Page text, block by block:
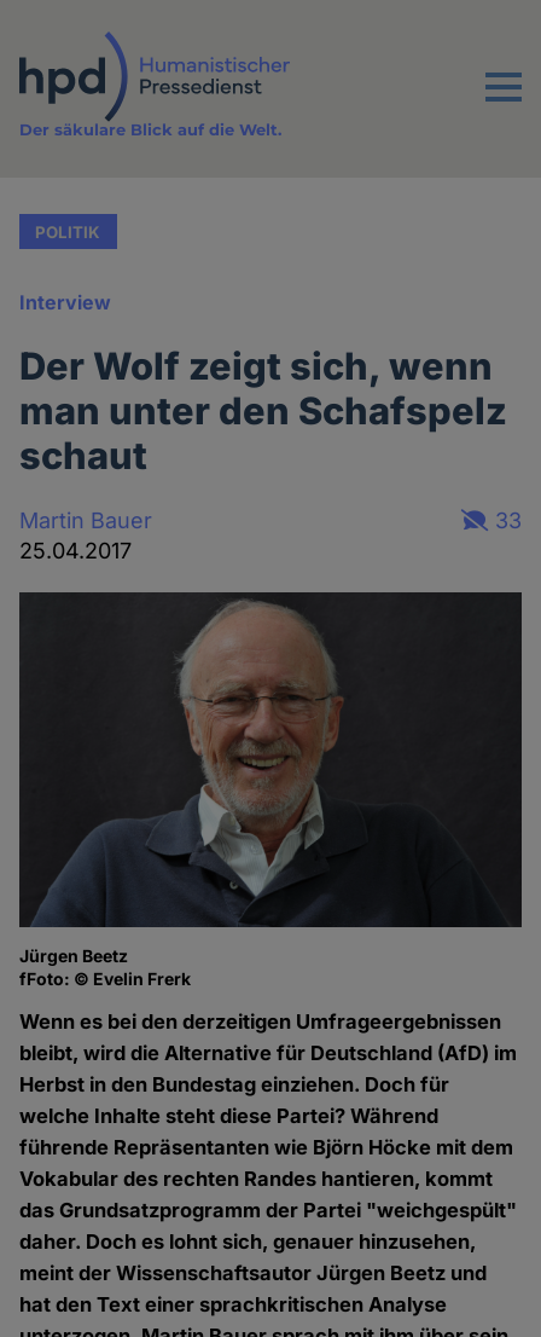
Inhalt
Menu
Der säkulare Blick auf die Welt.
POLITIK
Interview
Der Wolf zeigt sich, wenn
man unter den Schafspelz
schaut
Martin Bauer
25.04.2017
33
Jürgen Beetz
fFoto: © Evelin Frerk
Wenn es bei den derzeitigen Umfrageergebnissen
bleibt, wird die Alternative für Deutschland (AfD) im
Herbst in den Bundestag einziehen. Doch für
welche Inhalte steht diese Partei? Während
führende Repräsentanten wie Björn Höcke mit dem
Vokabular des rechten Randes hantieren, kommt
das Grundsatzprogramm der Partei "weichgespült"
daher. Doch es lohnt sich, genauer hinzusehen,
meint der Wissenschaftsautor Jürgen Beetz und
hat den Text einer sprachkritischen Analyse